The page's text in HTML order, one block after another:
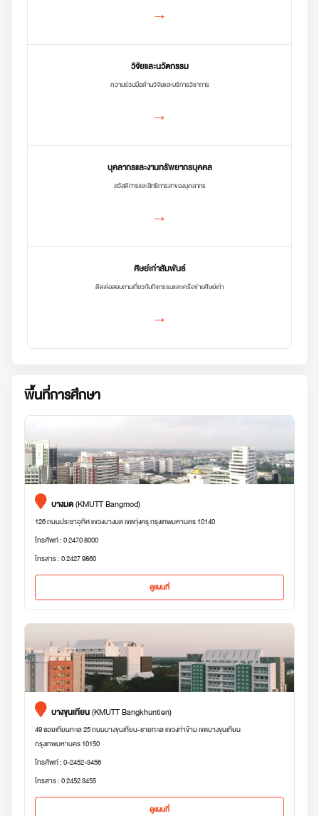
→
วิจัยและนวัตกรรม
ความร่วมมือด้านวิจัยและบริการวิชาการ
→
บุคลากรและงานทรัพยากรบุคคล
สวัสดิการและสิทธิการลาของบุคลากร
→
ศิษย์เก่าสัมพันธ์
ติดต่อสอบถามเกี่ยวกับกิจกรรมและเครือข่ายศิษย์เก่า
→
พื้นที่การศึกษา
บางมด(KMUTT Bangmod)
126 ถนนประชาอุทิศ แขวงบางมด เขตทุ่งครุ กรุงเทพมหานคร 10140
โทรศัพท์ : 0 2470 8000
โทรสาร : 0 2427 9860
ดูแผนที่
บางขุนเทียน(KMUTT Bangkhuntien)
49 ซอยเทียนทะเล 25 ถนนบางขุนเทียน-ชายทะเล แขวงท่าข้าม เขตบางขุนเทียน
กรุงเทพมหานคร 10150
โทรศัพท์ : 0-2452-3456
โทรสาร : 0 2452 3455
ดูแผนที่